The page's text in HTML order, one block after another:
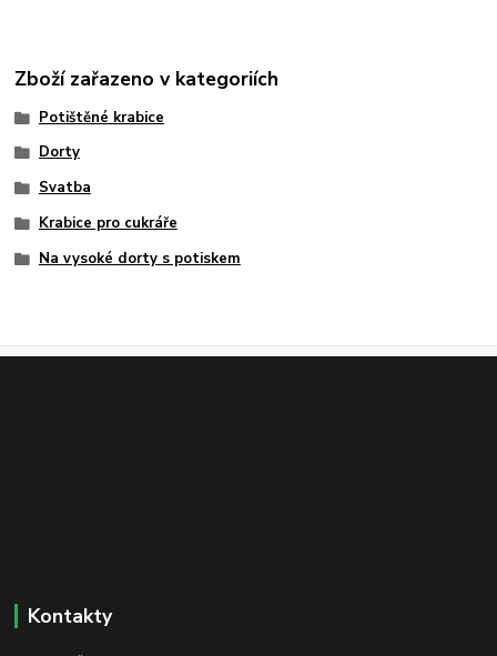
Zboží zařazeno v kategoriích
Potištěné krabice
Dorty
Svatba
Krabice pro cukráře
Na vysoké dorty s potiskem
Kontakty